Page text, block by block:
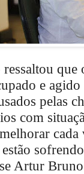
que
e
pelas
com
cada
Artur